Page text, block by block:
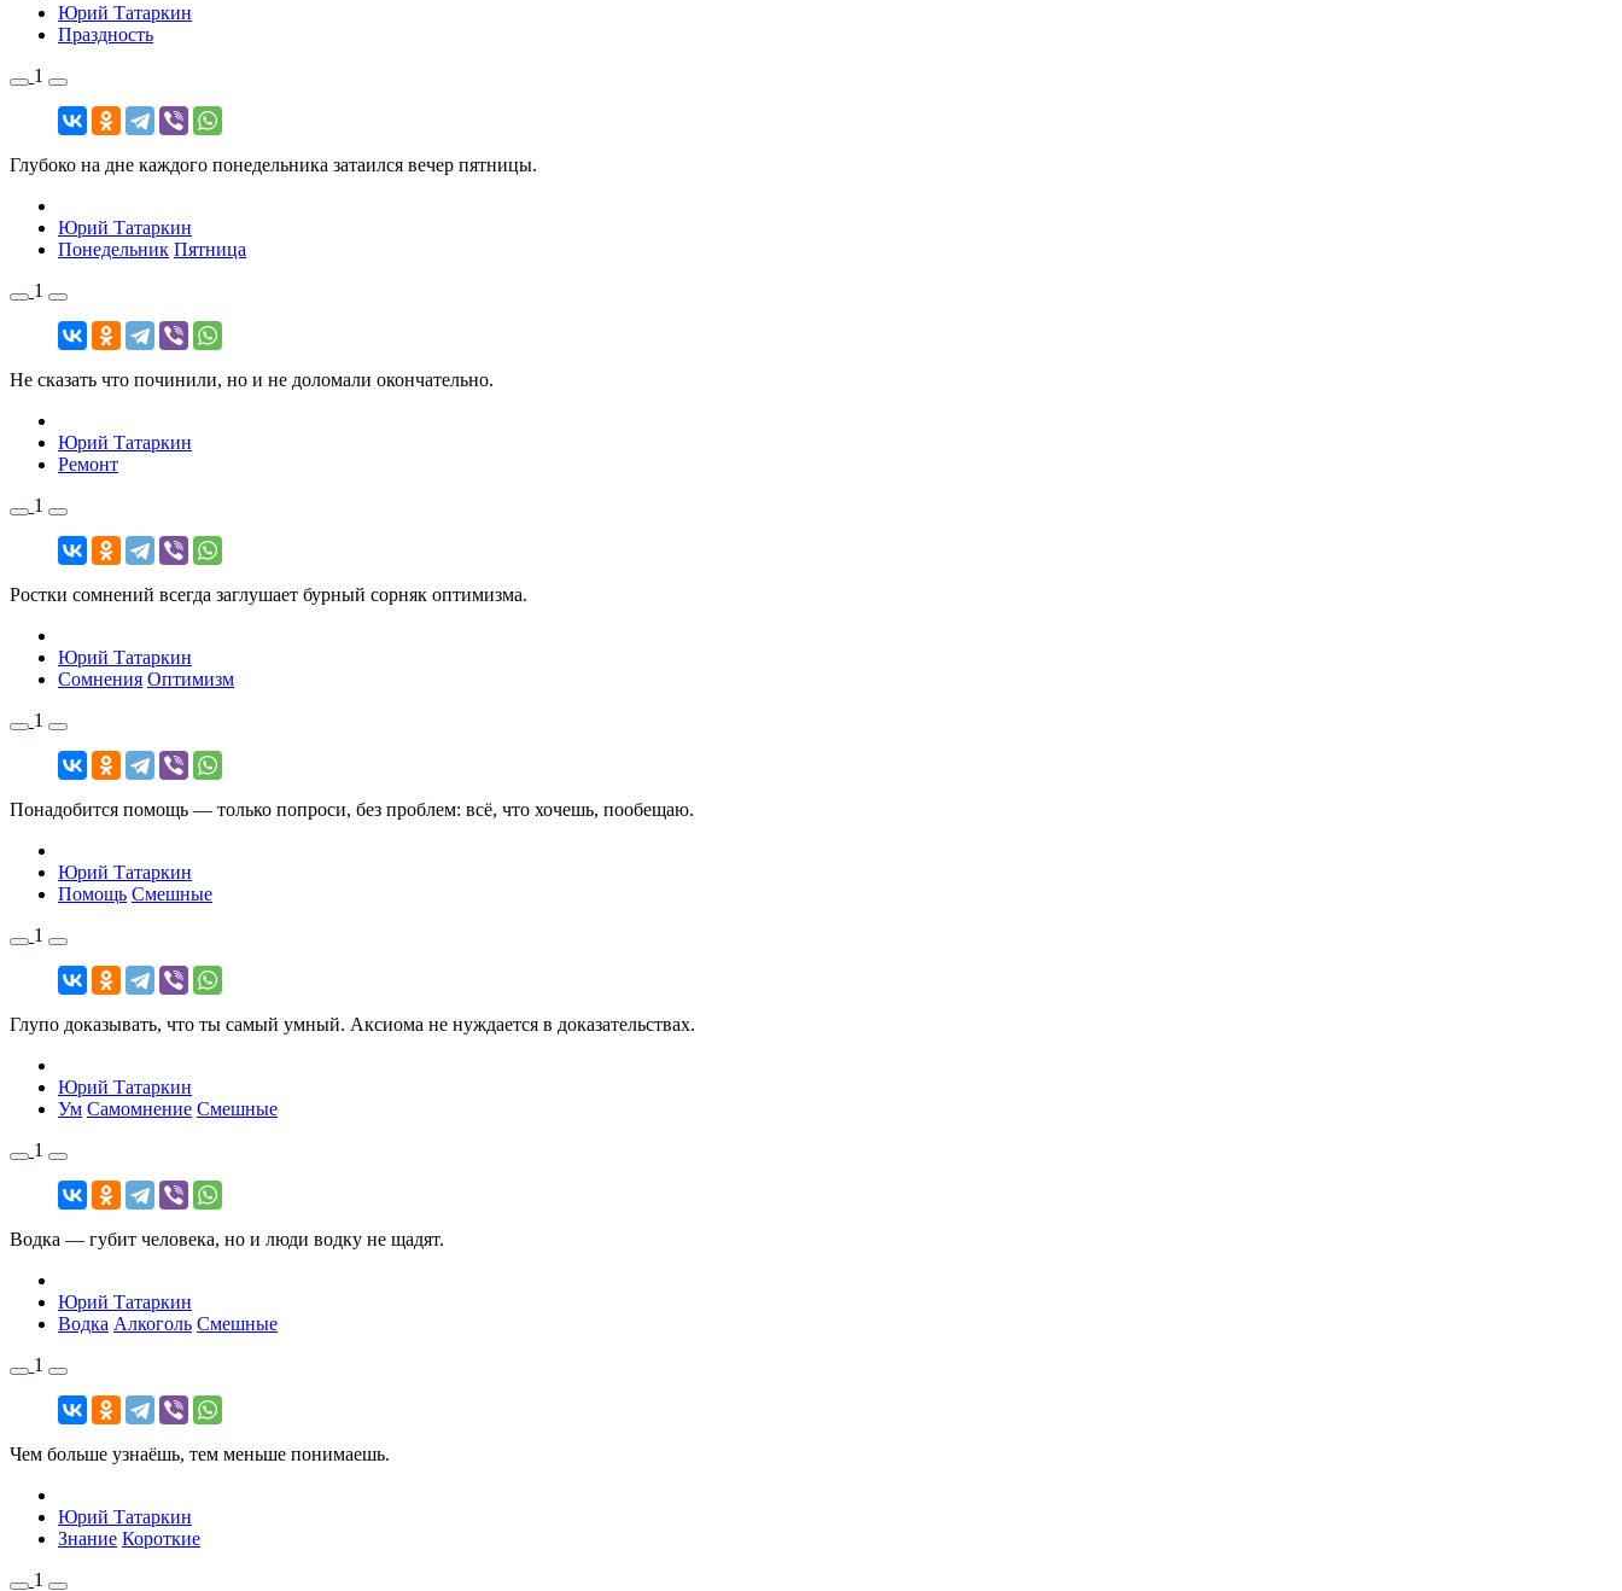
Юрий Татаркин
Праздность
1
Глубоко на дне каждого понедельника затаился вечер пятницы.
Юрий Татаркин
Понедельник Пятница
1
Не сказать что починили, но и не доломали окончательно.
Юрий Татаркин
Ремонт
1
Ростки сомнений всегда заглушает бурный сорняк оптимизма.
Юрий Татаркин
Сомнения Оптимизм
1
Понадобится помощь — только попроси, без проблем: всё, что хочешь, пообещаю.
Юрий Татаркин
Помощь Смешные
1
Глупо доказывать, что ты самый умный. Аксиома не нуждается в доказательствах.
Юрий Татаркин
Ум Самомнение Смешные
1
Водка — губит человека, но и люди водку не щадят.
Юрий Татаркин
Водка Алкоголь Смешные
1
Чем больше узнаёшь, тем меньше понимаешь.
Юрий Татаркин
Знание Короткие
1